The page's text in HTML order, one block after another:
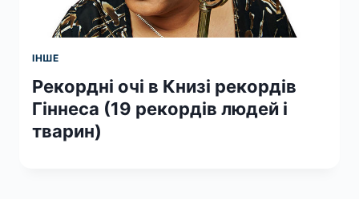
ІНШЕ
Рекордні очі в Книзі рекордів
Гіннеса (19 рекордів людей і
тварин)